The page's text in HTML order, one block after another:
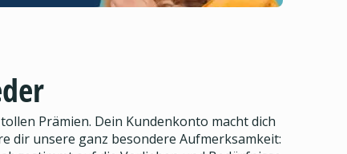
Prämien. Dein Kundenkonto macht dich
dir unsere ganz besondere Aufmerksamkeit: